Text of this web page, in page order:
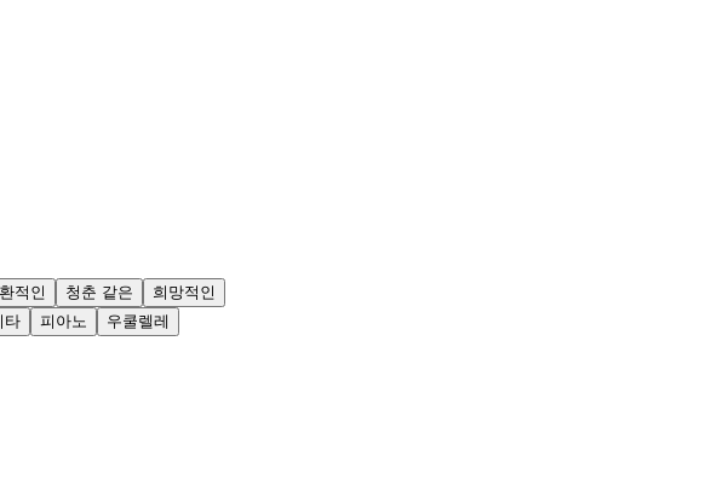
적인 청춘 같은
희망적인
타 피아노
우쿨렐레